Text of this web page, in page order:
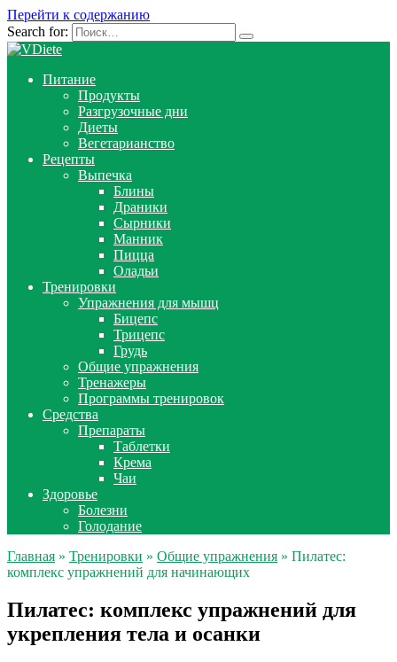
Перейти к содержанию
Search for:
Питание
Продукты
Разгрузочные дни
Диеты
Вегетарианство
Рецепты
Выпечка
Блины
Драники
Сырники
Манник
Пицца
Оладьи
Тренировки
Упражнения для мышц
Бицепс
Трицепс
Грудь
Общие упражнения
Тренажеры
Программы тренировок
Средства
Препараты
Таблетки
Крема
Чаи
Здоровье
Болезни
Голодание
Главная » Тренировки » Общие упражнения » Пилатес:
комплекс упражнений для начинающих
Пилатес: комплекс упражнений для
укрепления тела и осанки